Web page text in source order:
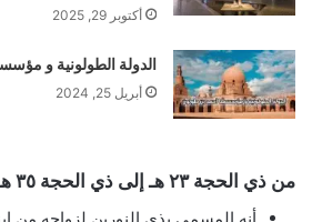
أكتوبر 29, 2025
الدولة الطولونية و
أبريل 25, 2024
من ذي الحجة ٢٣ هـ إلى ذي الحجة ٣٥ هـ
أنه المسمى بذي النورين لزواجه من